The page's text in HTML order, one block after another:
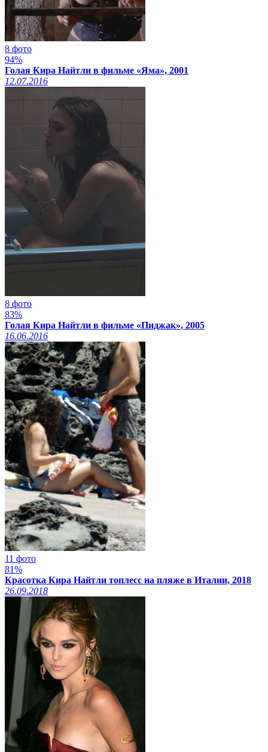
8 фото
94%
Голая Кира Найтли в фильме «Яма», 2001
12.07.2016
8 фото
83%
Голая Кира Найтли в фильме «Пиджак», 2005
16.06.2016
11 фото
81%
Красотка Кира Найтли топлесс на пляже в Италии, 2018
26.09.2018